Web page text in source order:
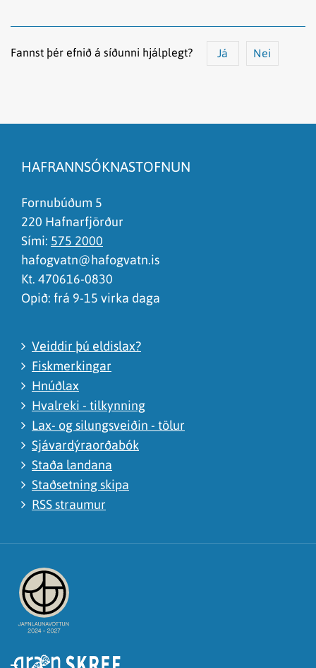
Fannst þér efnið á síðunni hjálplegt? Já Nei
Það er of mikið efni á síðunni
Ég skil ekki efnið, finnst það of flókið
HAFRANNSÓKNASTOFNUN
Fornubúðum 5
220 Hafnarfjörður
Sími: 575 2000
hafogvatn@hafogvatn.is
Kt. 470616-0830
Opið: frá 9-15 virka daga
Veiddir þú eldislax?
Fiskmerkingar
Hnúðlax
Hvalreki - tilkynning
Lax- og silungsveiðin - tölur
Sjávardýraorðabók
Staða landana
Staðsetning skipa
RSS straumur